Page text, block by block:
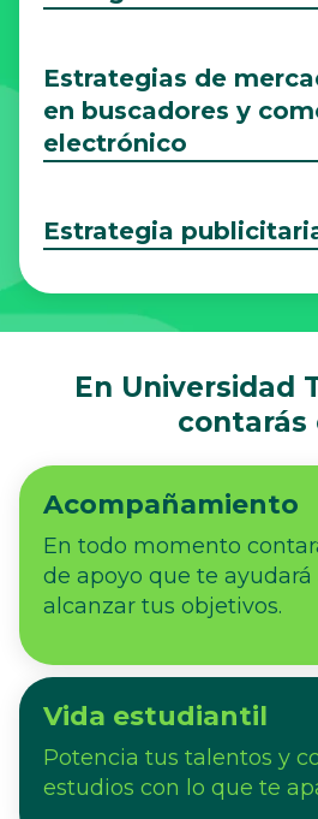
Estrategias de
en buscadores y
electrónico
Estrategia
En Universidad
contarás
Acompañamiento
En todo momento
de apoyo que te
alcanzar tus objetivos.
Vida estudiantil
Potencia tus talentos y
estudios con lo que te